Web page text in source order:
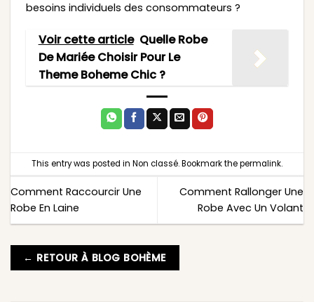
besoins individuels des consommateurs ?
Voir cette article Quelle Robe
De Mariée Choisir Pour Le
Theme Boheme Chic ?
This entry was posted in Non classé. Bookmark thepermalink.
Comment Raccourcir Une
Robe En Laine
Comment Rallonger Une
Robe Avec Un Volant
← RETOUR À BLOG BOHÈME